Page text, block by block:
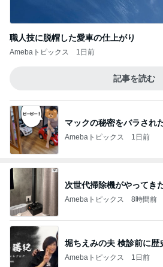
職人技に脱帽した愛車の仕上がり
Amebaトピックス 1日前
記事を読む
マックの秘密をバラされ
Amebaトピックス 1日前
次世代掃除機がやってき
Amebaトピックス 8時間前
堀ちえみの夫 検診前に歴
Amebaトピックス 1日前